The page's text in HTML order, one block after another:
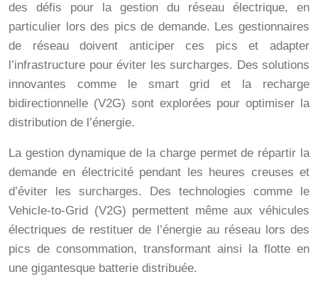
des défis pour la gestion du réseau électrique, en
particulier lors des pics de demande. Les gestionnaires
de réseau doivent anticiper ces pics et adapter
l’infrastructure pour éviter les surcharges. Des solutions
innovantes comme le smart grid et la recharge
bidirectionnelle (V2G) sont explorées pour optimiser la
distribution de l’énergie.
La gestion dynamique de la charge permet de répartir la
demande en électricité pendant les heures creuses et
d’éviter les surcharges. Des technologies comme le
Vehicle-to-Grid (V2G) permettent même aux véhicules
électriques de restituer de l’énergie au réseau lors des
pics de consommation, transformant ainsi la flotte en
une gigantesque batterie distribuée.